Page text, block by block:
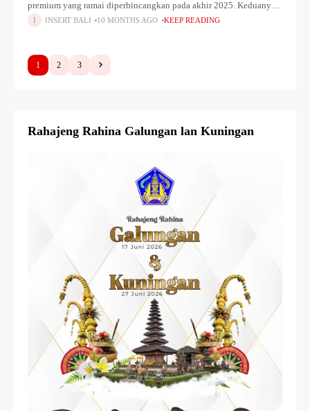
premium yang ramai diperbincangkan pada akhir 2025. Keduanya
menawarkan spesifikasi unggulan di kelas atas, namun membawa
INSERT BALI 10 MONTHS AGO KEEP READING
1 2 3
Rahajeng Rahina Galungan lan Kuningan